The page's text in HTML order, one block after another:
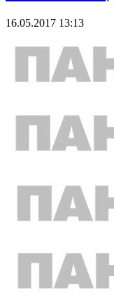
16.05.2017 13:13